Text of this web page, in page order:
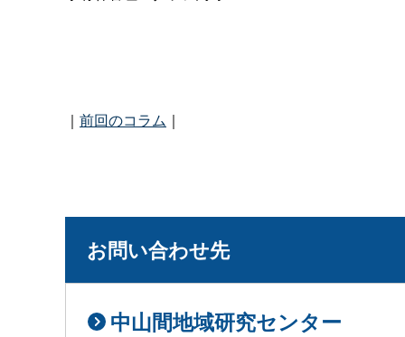
｜ 前回のコラム ｜
お問い合わせ先
中山間地域研究センター